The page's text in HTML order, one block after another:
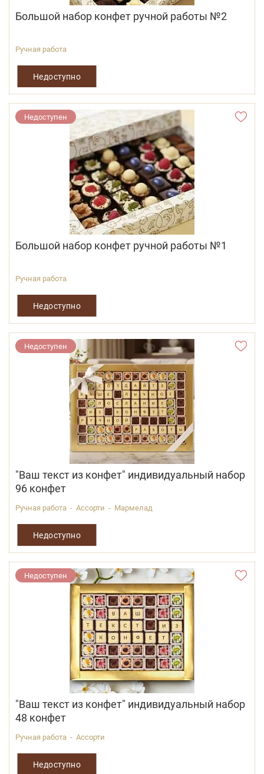
Большой набор конфет ручной работы №2
Ручная работа
Недоступно
Недоступен
Большой набор конфет ручной работы №1
Ручная работа
Недоступно
Недоступен
"Ваш текст из конфет" индивидуальный набор
96 конфет
Ручная работа - Ассорти - Мармелад
Недоступно
Недоступен
"Ваш текст из конфет" индивидуальный набор
48 конфет
Ручная работа - Ассорти
Недоступно